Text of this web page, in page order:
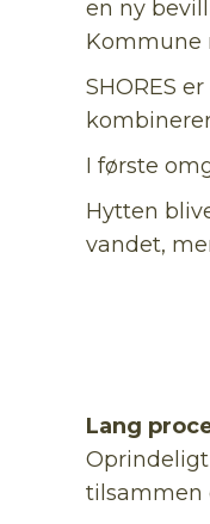
en ny
Kommune
SHORES
I første
Hytten
vandet,
Lang
tilsammen